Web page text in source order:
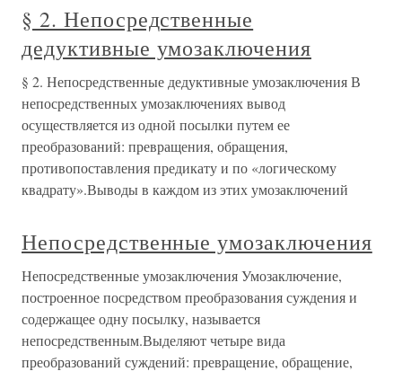
§ 2. Непосредственные
дедуктивные умозаключения
§ 2. Непосредственные дедуктивные умозаключения В
непосредственных умозаключениях вывод
осуществляется из одной посылки путем ее
преобразований: превращения, обращения,
противопоставления предикату и по «логическому
квадрату».Выводы в каждом из этих умозаключений
Непосредственные умозаключения
Непосредственные умозаключения Умозаключение,
построенное посредством преобразования суждения и
содержащее одну посылку, называется
непосредственным.Выделяют четыре вида
преобразований суждений: превращение, обращение,